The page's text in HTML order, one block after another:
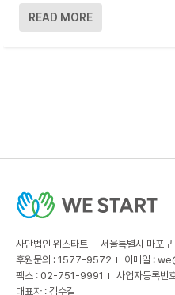
READ MORE
사단법인 위스타트
서울특별시 마포
후원문의 : 1577-9572
이메일 :
팩스 : 02-751-9991
사업자등록
대표자 : 김수길